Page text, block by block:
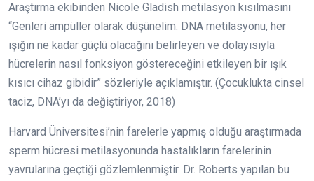
Araştırma ekibinden Nicole Gladish metilasyon kısılmasını
“Genleri ampüller olarak düşünelim. DNA metilasyonu, her
ışığın ne kadar güçlü olacağını belirleyen ve dolayısıyla
hücrelerin nasıl fonksiyon göstereceğini etkileyen bir ışık
kısıcı cihaz gibidir” sözleriyle açıklamıştır. (Çocuklukta cinsel
taciz, DNA’yı da değiştiriyor, 2018)
Harvard Üniversitesi’nin farelerle yapmış olduğu araştırmada
sperm hücresi metilasyonunda hastalıkların farelerinin
yavrularına geçtiği gözlemlenmiştir. Dr. Roberts yapılan bu